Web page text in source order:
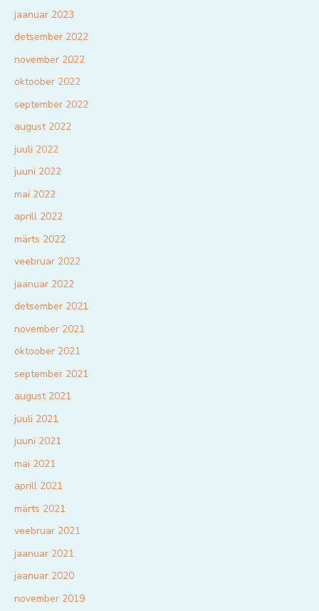
jaanuar 2023
detsember 2022
november 2022
oktoober 2022
september 2022
august 2022
juuli 2022
juuni 2022
mai 2022
aprill 2022
märts 2022
veebruar 2022
jaanuar 2022
detsember 2021
november 2021
oktoober 2021
september 2021
august 2021
juuli 2021
juuni 2021
mai 2021
aprill 2021
märts 2021
veebruar 2021
jaanuar 2021
jaanuar 2020
november 2019